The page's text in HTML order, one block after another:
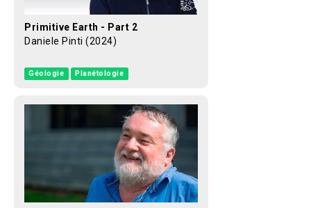
Primitive Earth - Part 2
Daniele Pinti (2024)
Géologie Planétologie